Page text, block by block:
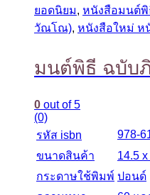
ยอดนิยม, หนังสือมนต์พิ
วัณโณ), หนังสือใหม่ ห
มนต์พิธี ฉบับ
0 out of 5
(0)
รหัส isbn
978-
ขนาดสินค้า
14.5
กระดาษใช้พิมพ์ ปอนด์